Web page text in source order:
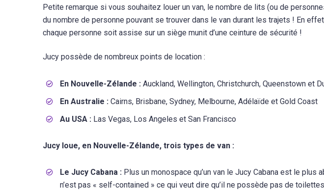
Petite remarque si vous souhaitez louer un van, le nombre de lits (ou de
du nombre de personne pouvant se trouver dans le van durant les trajets ! En
chaque personne soit assise sur un siège munit d’une ceinture de sécurité !
Jucy possède de nombreux points de location :
En Nouvelle-Zélande : Auckland, Wellington, Christchurch, Queenstown et
En Australie : Cairns, Brisbane, Sydney, Melbourne, Adélaïde et Gold Coast
Au USA : Las Vegas, Los Angeles et San Francisco
Jucy loue, en Nouvelle-Zélande, trois types de van :
Le Jucy Cabana : Plus un monospace qu’un van le Jucy Cabana est le
n’est pas « self-contained » ce qui veut dire qu’il ne possède pas de